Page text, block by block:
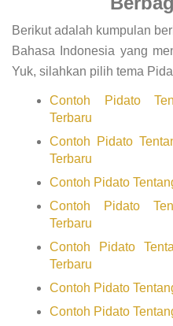
Berikut adalah kumpulan
Bahasa Indonesia yang
Yuk, silahkan pilih tema
Contoh Pidato
Terbaru
Contoh Pidato
Terbaru
Contoh Pidato
Contoh Pidato
Terbaru
Contoh Pidato
Terbaru
Contoh Pidato
Contoh Pidato